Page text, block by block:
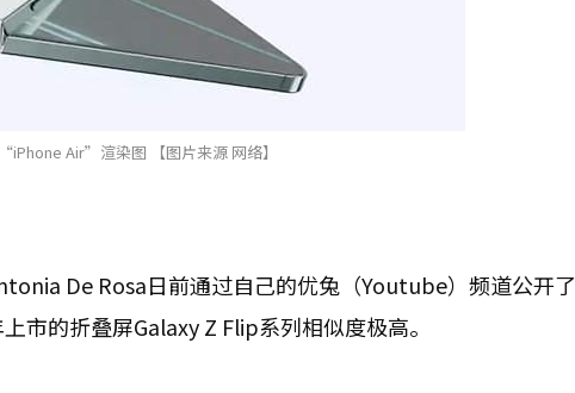
Air”渲染图 【图片来源 网络】
De Rosa日前通过自己的优兔（Youtube）频道公开
市的折叠屏Galaxy Z Flip系列相似度极高。